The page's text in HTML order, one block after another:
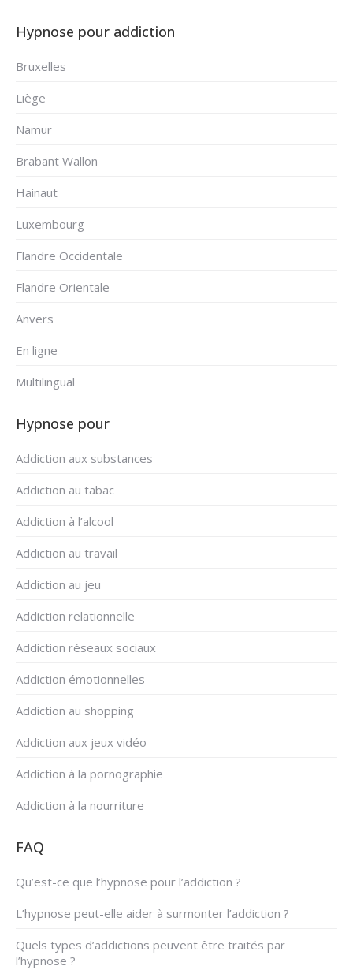
Hypnose pour addiction
Bruxelles
Liège
Namur
Brabant Wallon
Hainaut
Luxembourg
Flandre Occidentale
Flandre Orientale
Anvers
En ligne
Multilingual
Hypnose pour
Addiction aux substances
Addiction au tabac
Addiction à l’alcool
Addiction au travail
Addiction au jeu
Addiction relationnelle
Addiction réseaux sociaux
Addiction émotionnelles
Addiction au shopping
Addiction aux jeux vidéo
Addiction à la pornographie
Addiction à la nourriture
FAQ
Qu’est-ce que l’hypnose pour l’addiction ?
L’hypnose peut-elle aider à surmonter l’addiction ?
Quels types d’addictions peuvent être traités par
l’hypnose ?